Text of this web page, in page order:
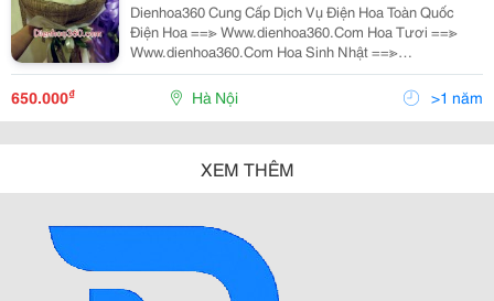
Dienhoa360 Cung Cấp Dịch Vụ Điện Hoa Toàn Quốc
Điện Hoa ==≫ Www.dienhoa360.Com Hoa Tươi ==≫
Www.dienhoa360.Com Hoa Sinh Nhật ==≫
Www.dienhoa360.Com Hoa Bó ==≫
Www.dienhoa360.Com Hoa Giỏ ==≫
650.000₫ Hà Nội >1 năm
XEM THÊM